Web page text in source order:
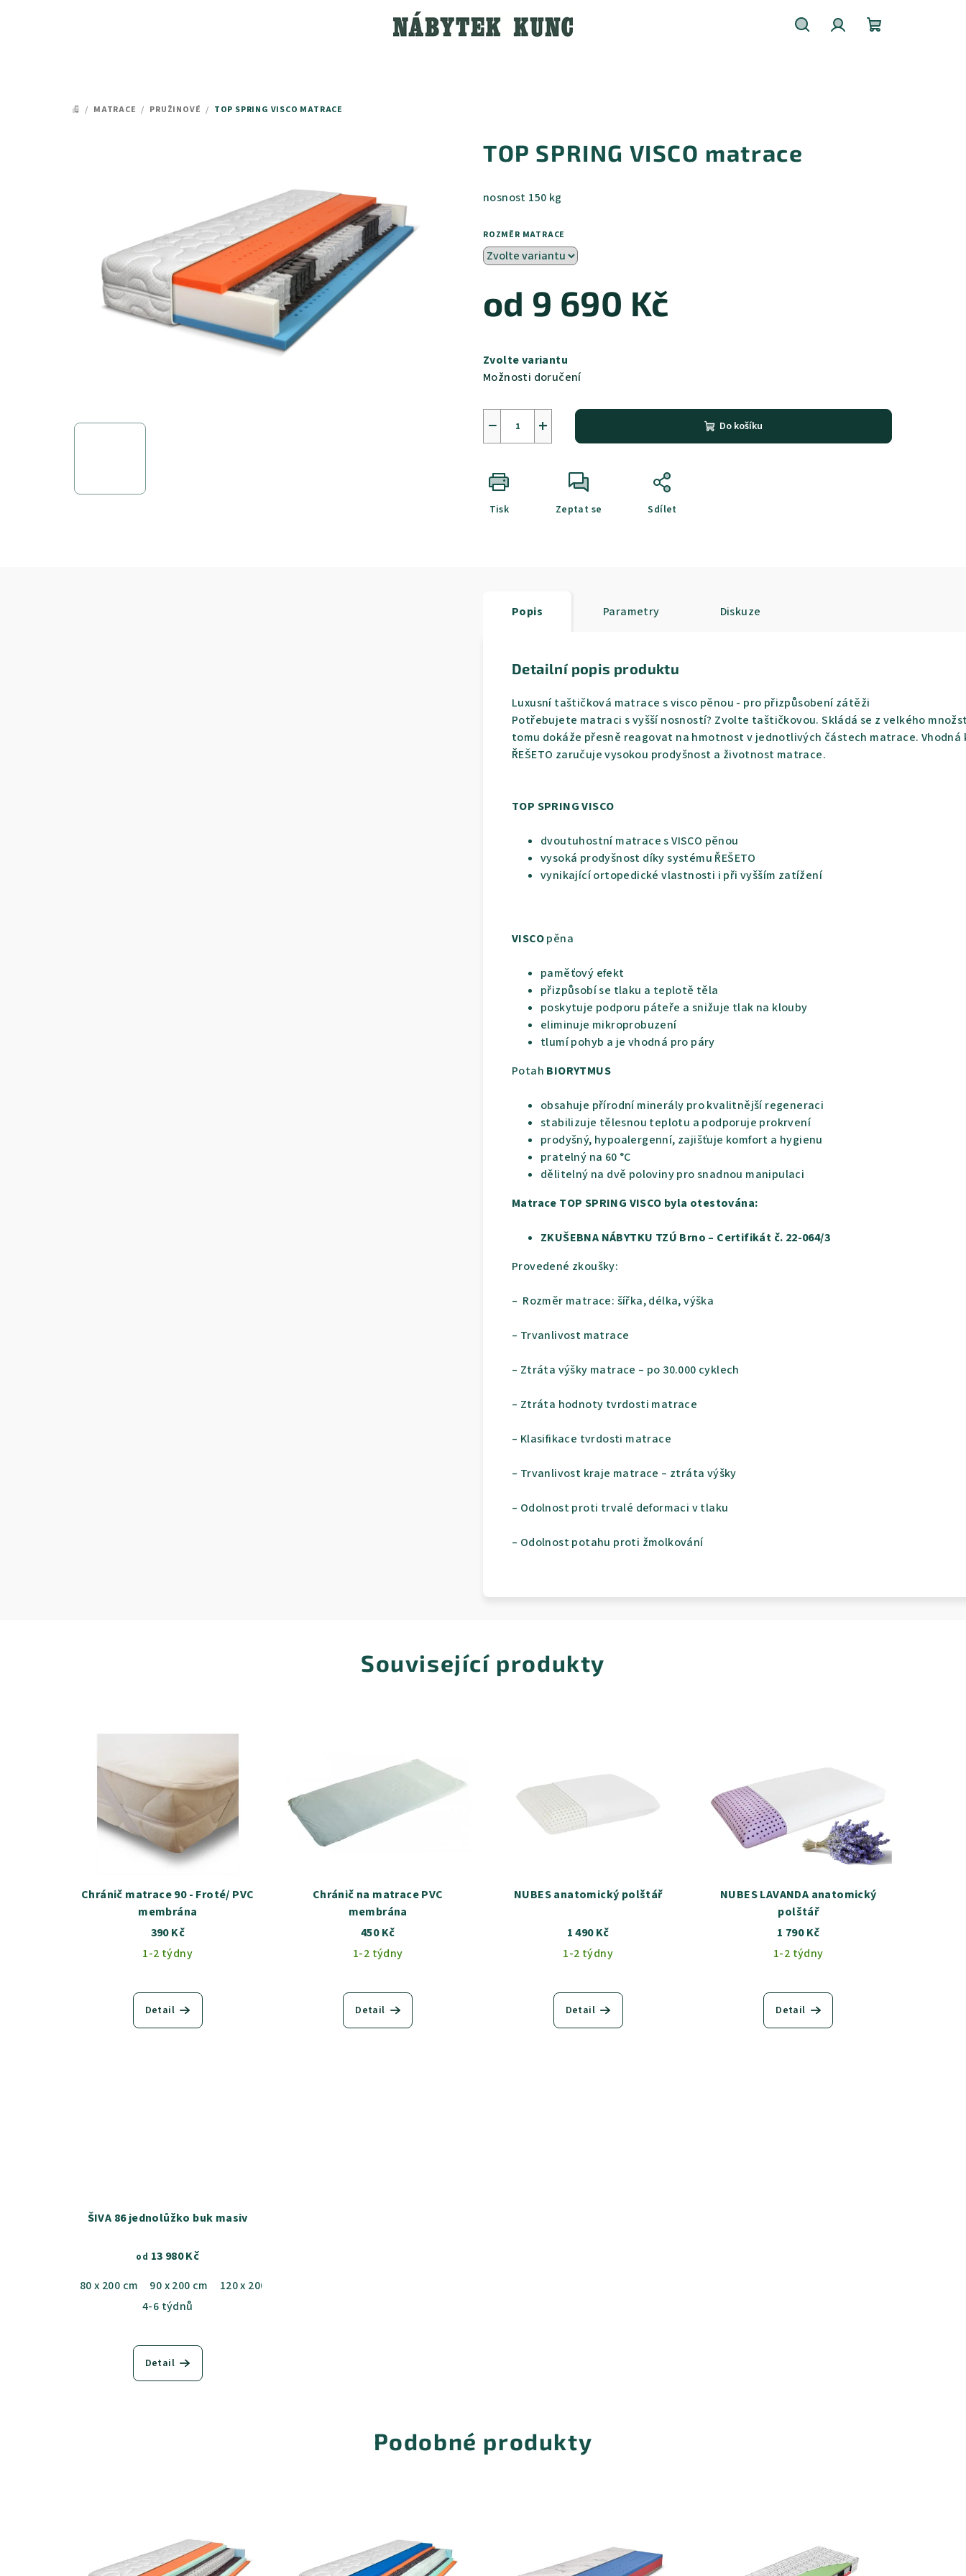
DOMŮ
/ MATRACE / PRUŽINOVÉ / TOP SPRING VISCO MATRACE
TOP SPRING VISCO matrace
nosnost 150 kg
ROZMĚR MATRACE
od 9 690 Kč
cena:
Zvolte variantu
Možnosti doručení
+
− Do košíku
Tisk Zeptat se Sdílet
Popis Parametry Diskuze
Detailní popis produktu
Luxusní taštičková matrace s visco pěnou - pro přizpůsobení zátěži
Potřebujete matraci s vyšší nosností? Zvolte taštičkovou. Skládá se z velkého
tomu dokáže přesně reagovat na hmotnost v jednotlivých částech matrace.
ŘEŠETO zaručuje vysokou prodyšnost a životnost matrace.
TOP SPRING VISCO
dvoutuhostní matrace s VISCO pěnou
vysoká prodyšnost díky systému ŘEŠETO
vynikající ortopedické vlastnosti i při vyšším zatížení
VISCOpěna
paměťový efekt
přizpůsobí se tlaku a teplotě těla
poskytuje podporu páteře a snižuje tlak na klouby
eliminuje mikroprobuzení
tlumí pohyb a je vhodná pro páry
Potah BIORYTMUS
obsahuje přírodní minerály pro kvalitnější regeneraci
stabilizuje tělesnou teplotu a podporuje prokrvení
prodyšný, hypoalergenní, zajišťuje komfort a hygienu
pratelný na 60 °C
dělitelný na dvě poloviny pro snadnou manipulaci
Matrace TOP SPRING VISCO byla otestována:
ZKUŠEBNA NÁBYTKU TZÚ Brno – Certifikát č. 22-064/3
Provedené zkoušky:
– Rozměr matrace: šířka, délka, výška
– Trvanlivost matrace
– Ztráta výšky matrace – po 30.000 cyklech
– Ztráta hodnoty tvrdosti matrace
– Klasifikace tvrdosti matrace
– Trvanlivost kraje matrace – ztráta výšky
– Odolnost proti trvalé deformaci v tlaku
– Odolnost potahu proti žmolkování
Související produkty
Chránič matrace 90 - Froté/ PVC
membrána
390 Kč
1-2 týdny
Detail
Chránič na matrace PVC
membrána
450 Kč
1-2 týdny
Detail
NUBES anatomický polštář
1 490 Kč
1-2 týdny
Detail
NUBES LAVANDA anatomický
polštář
1 790 Kč
1-2 týdny
Detail
ŠIVA 86 jednolůžko buk masiv
od 13 980 Kč
80 x 200 cm
90 x 200 cm
120 x 200 cm
4-6 týdnů
Detail
Podobné produkty